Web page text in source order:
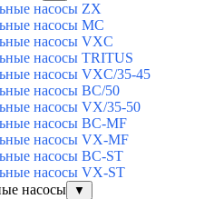
насосы ZX
насосы MC
насосы VXC
насосы TRITUS
насосы VXC/35-45
насосы BC/50
насосы VX/35-50
насосы BC-MF
насосы VX-MF
насосы BC-ST
насосы VX-ST
насосы
▼